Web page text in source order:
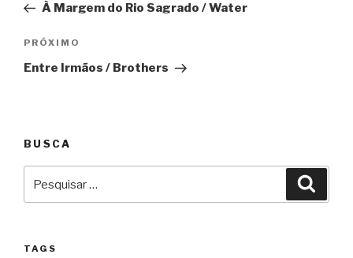
Post
À Margem do Rio Sagrado / Water
Próximo
PRÓXIMO
Entre Irmãos / Brothers
BUSCA
TAGS